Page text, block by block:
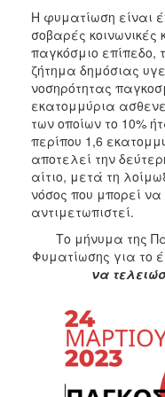
ΔΗΜΟΣ
ΠΟΛΙΤΙΣΜΟΣ
ΑΝΘΕΚΤΙΚΗ
ΠΟΛΗ
Η φυματίωση είναι
σοβαρές κοινωνικές
παγκόσμιο επίπεδο,
ζήτημα δημόσιας
νοσηρότητας
εκατομμύρια
των οποίων το 10%
περίπου 1,6
αποτελεί την
αίτιο, μετά τη
νόσος που μπορεί
αντιμετωπιστεί.
Το μήνυμα της
Φυματίωσης για το
να